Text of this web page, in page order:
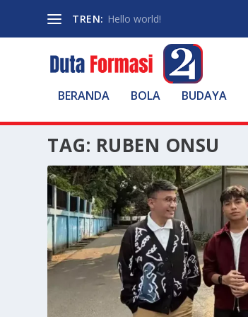
TREN: Hello world!
BERANDA BOLA BUDAYA
TAG: RUBEN ONSU